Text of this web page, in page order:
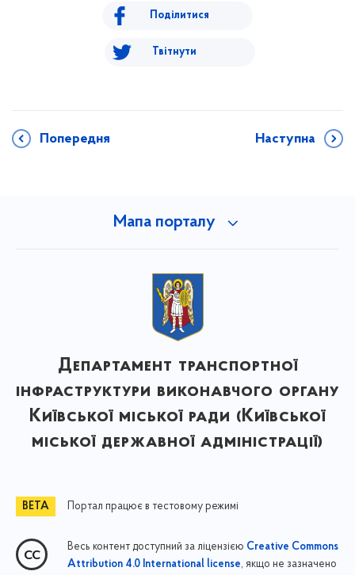
Поділитися
Твітнути
Попередня Наступна
Мапа порталу
Департамент транспортної
інфраструктури виконавчого органу
Київської міської ради (Київської
міської державної адміністрації)
Портал працює в тестовому режимі
Весь контент доступний за ліцензією Creative Commons
Attribution 4.0 International license, якщо не зазначено